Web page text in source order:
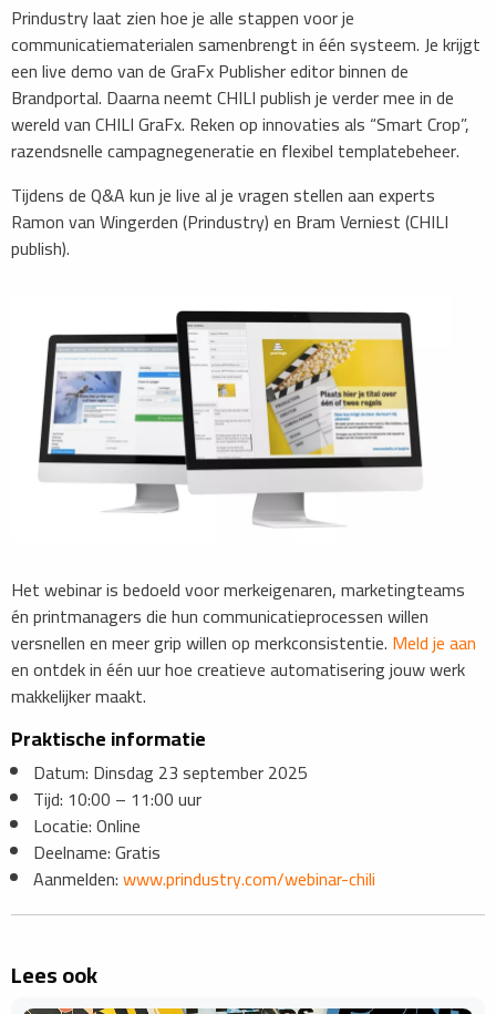
Prindustry laat zien hoe je alle stappen voor je
communicatiematerialen samenbrengt in één systeem. Je krijgt
een live demo van de GraFx Publisher editor binnen de
Brandportal. Daarna neemt CHILI publish je verder mee in de
wereld van CHILI GraFx. Reken op innovaties als “Smart Crop”,
razendsnelle campagnegeneratie en flexibel templatebeheer.
Tijdens de Q&A kun je live al je vragen stellen aan experts
Ramon van Wingerden (Prindustry) en Bram Verniest (CHILI
publish).
​Het webinar is bedoeld voor merkeigenaren, marketingteams
én printmanagers die hun communicatieprocessen willen
versnellen en meer grip willen op merkconsistentie. Meld je aan
en ontdek in één uur hoe creatieve automatisering jouw werk
makkelijker maakt.
Praktische informatie
Datum: Dinsdag 23 september 2025
Tijd: 10:00 – 11:00 uur
Locatie: Online
Deelname: Gratis
​Aanmelden:www.prindustry.com/webinar-chili
Lees ook